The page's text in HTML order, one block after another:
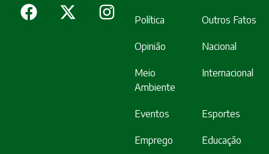
Política Outros Fatos
Opinião Nacional
Meio
Ambiente
Internacional
Eventos Esportes
Emprego Educação